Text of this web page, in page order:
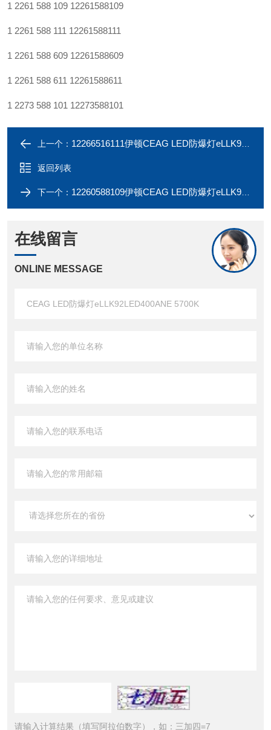
1 2261 588 109 12261588109
1 2261 588 111 12261588111
1 2261 588 609 12261588609
1 2261 588 611 12261588611
1 2273 588 101 12273588101
上一个： 12266516111伊顿CEAG LED防爆灯eLLK92LED800V-CG-S
返回列表
下一个： 12260588109伊顿CEAG LED防爆灯eLLK92LED400ANE 4000K
在线留言
ONLINE MESSAGE
请输入计算结果（填写阿拉伯数字），如：三加四=7